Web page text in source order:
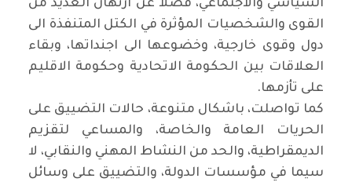
السياسي والاجتماعي، فضلا عن ارتهان العديد من
القوى والشخصيات المؤثرة في الكتل المتنفذة الى
دول وقوى خارجية، وخضوعها الى اجنداتها، وبقاء
العلاقات بين الحكومة الاتحادية وحكومة الاقليم
على تأزمها.
كما تواصلت، باشكال متنوعة، حالات التضييق على
الحريات العامة والخاصة، والمساعي لتقزيم
الديمقراطية، والحد من النشاط المهني والنقابي، لا
سيما في مؤسسات الدولة، والتضييق على وسائل